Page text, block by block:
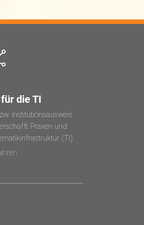
die TI
Institutionsausweis
Praxen und
(TI).